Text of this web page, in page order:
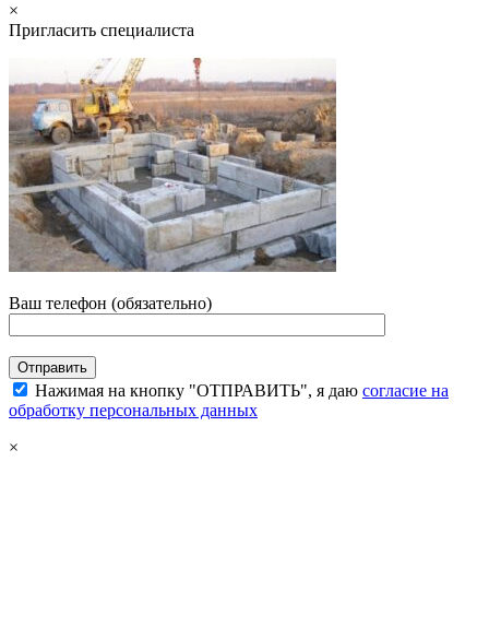
×
Пригласить специалиста
Ваш телефон (обязательно)
Нажимая на кнопку "ОТПРАВИТЬ", я даю согласие на
обработку персональных данных
×